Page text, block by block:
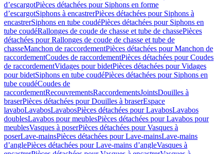
d’escargotPièces détachées pour Siphons en forme
d’escargotSiphons à encastrerPièces détachées pour Siphons à
encastrerSiphons en tube coudéPièces détachées pour Siphons en
tube coudéRallonges de coude de chasse et tube de chassePièces
détachées pour Rallonges de coude de chasse et tube de
chasseManchon de raccordementPièces détachées pour Manchon de
raccordementCoudes de raccordementPièces détachées pour Coudes
de raccordementVidages pour bidetPièces détachées pour Vidages
pour bidetSiphons en tube coudéPièces détachées pour Siphons en
tube coudéCoudes de
raccordementRecouvrementsRaccordementsJointsDouilles à
braserPièces détachées pour Douilles à braserEspace
lavaboLavabosLavabosPièces détachées pour LavabosLavabos
doublesLavabos pour meublesPièces détachées pour Lavabos pour
meublesVasques à poserPièces détachées pour Vasques à
poserLave-mainsPièces détachées pour Lave-mainsLave-mains
d’anglePièces détachées pour Lave-mains d’angleVasques à